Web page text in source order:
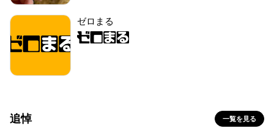
ゼロまる
追悼 一覧を見る